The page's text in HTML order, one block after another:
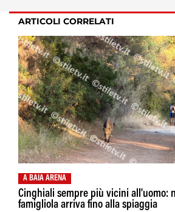
ARTICOLI CORRELATI
A BAIA ARENA
Cinghiali sempre più vicini all'uomo:
famigliola arriva fino alla spiaggia